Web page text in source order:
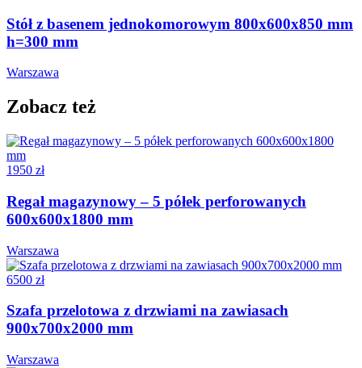
Stół z basenem jednokomorowym 800x600x850 mm
h=300 mm
Warszawa
Zobacz też
1950 zł
Regał magazynowy – 5 półek perforowanych
600x600x1800 mm
Warszawa
6500 zł
Szafa przelotowa z drzwiami na zawiasach
900x700x2000 mm
Warszawa